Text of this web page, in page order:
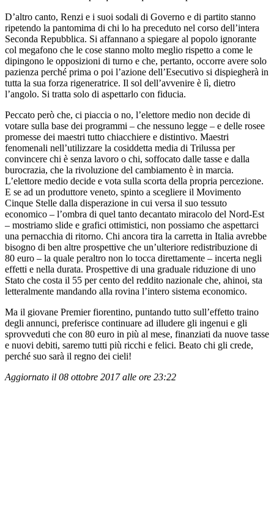
D’altro canto, Renzi e i suoi sodali di Governo e di partito stanno
ripetendo la pantomima di chi lo ha preceduto nel corso dell’intera
Seconda Repubblica. Si affannano a spiegare al popolo ignorante
col megafono che le cose stanno molto meglio rispetto a come le
dipingono le opposizioni di turno e che, pertanto, occorre avere solo
pazienza perché prima o poi l’azione dell’Esecutivo si dispiegherà in
tutta la sua forza rigeneratrice. Il sol dell’avvenire è lì, dietro
l’angolo. Si tratta solo di aspettarlo con fiducia.
Peccato però che, ci piaccia o no, l’elettore medio non decide di
votare sulla base dei programmi – che nessuno legge – e delle rosee
promesse dei maestri tutto chiacchiere e distintivo. Maestri
fenomenali nell’utilizzare la cosiddetta media di Trilussa per
convincere chi è senza lavoro o chi, soffocato dalle tasse e dalla
burocrazia, che la rivoluzione del cambiamento è in marcia.
L’elettore medio decide e vota sulla scorta della propria percezione.
E se ad un produttore veneto, spinto a scegliere il Movimento
Cinque Stelle dalla disperazione in cui versa il suo tessuto
economico – l’ombra di quel tanto decantato miracolo del Nord-Est
– mostriamo slide e grafici ottimistici, non possiamo che aspettarci
una pernacchia di ritorno. Chi ancora tira la carretta in Italia avrebbe
bisogno di ben altre prospettive che un’ulteriore redistribuzione di
80 euro – la quale peraltro non lo tocca direttamente – incerta negli
effetti e nella durata. Prospettive di una graduale riduzione di uno
Stato che costa il 55 per cento del reddito nazionale che, ahinoi, sta
letteralmente mandando alla rovina l’intero sistema economico.
Ma il giovane Premier fiorentino, puntando tutto sull’effetto traino
degli annunci, preferisce continuare ad illudere gli ingenui e gli
sprovveduti che con 80 euro in più al mese, finanziati da nuove tasse
e nuovi debiti, saremo tutti più ricchi e felici. Beato chi gli crede,
perché suo sarà il regno dei cieli!
Aggiornato il 08 ottobre 2017 alle ore 23:22